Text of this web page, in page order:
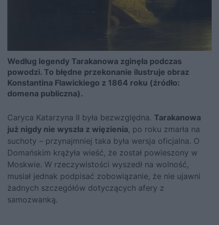
Według legendy Tarakanowa zginęła podczas
powodzi. To błędne przekonanie ilustruje obraz
Konstantina Flawickiego z 1864 roku (źródło:
domena publiczna).
Caryca Katarzyna II była bezwzględna. Tarakanowa
już nigdy nie wyszła z więzienia, po roku zmarła na
suchoty – przynajmniej taka była wersja oficjalna. O
Domańskim krążyła wieść, że został powieszony w
Moskwie. W rzeczywistości wyszedł na wolność,
musiał jednak podpisać zobowiązanie, że nie ujawni
żadnych szczegółów dotyczących afery z
samozwanką.